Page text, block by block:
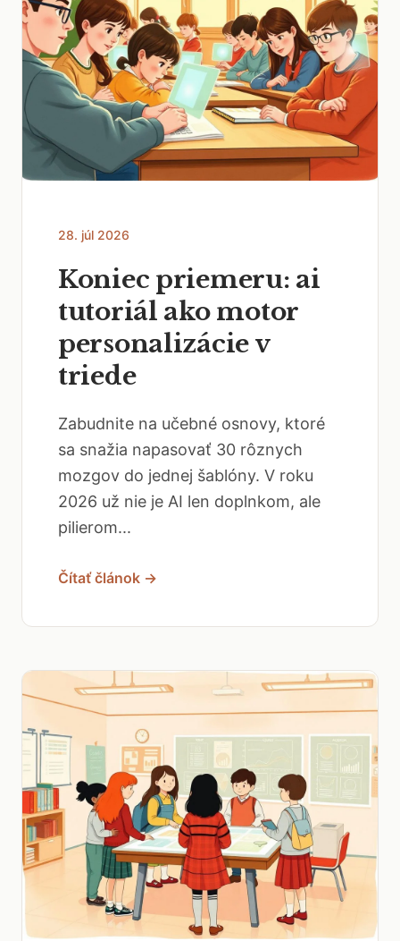
28. júl 2026
Koniec priemeru: ai
tutoriál ako motor
personalizácie v
triede
Zabudnite na učebné osnovy, ktoré
sa snažia napasovať 30 rôznych
mozgov do jednej šablóny. V roku
2026 už nie je AI len doplnkom, ale
pilierom...
Čítať článok →